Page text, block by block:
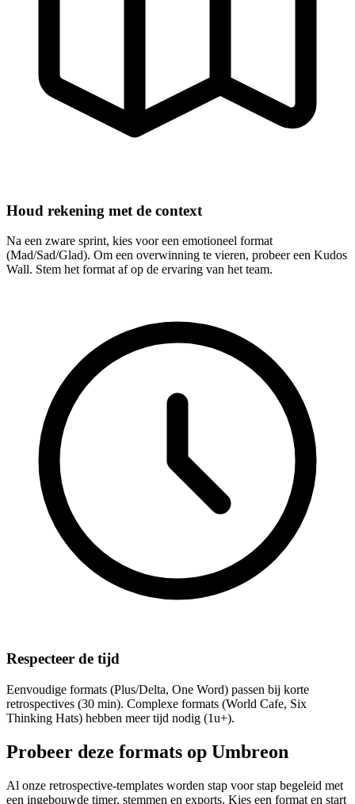
Houd rekening met de context
Na een zware sprint, kies voor een emotioneel format
(Mad/Sad/Glad). Om een overwinning te vieren, probeer een Kudos
Wall. Stem het format af op de ervaring van het team.
Respecteer de tijd
Eenvoudige formats (Plus/Delta, One Word) passen bij korte
retrospectives (30 min). Complexe formats (World Cafe, Six
Thinking Hats) hebben meer tijd nodig (1u+).
Probeer deze formats op Umbreon
Al onze retrospective-templates worden stap voor stap begeleid met
een ingebouwde timer, stemmen en exports. Kies een format en start